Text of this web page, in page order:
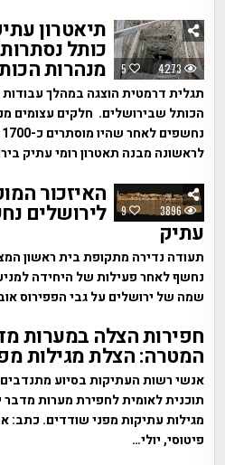
5 4273
תיאטרון
כותל
מנהרות
תגלית דרמטית הוצגה במהלך עבודות
הכותל שבירושלים. חלקים עצומים
לראשונה מבנה תאטרון רומי עתיק
9 3896
האיזכור
לירושלים
עתיק
תעודה נדירה מתקופת בית ראשון
נחשף לאחר פעילות של היחידה
שמה של ירושלים על גבי הפפירוס
חפירות הצלה במערות
המטרה: הצלת מגילות
אנשי רשות העתיקות בסיוע
תוכנית לאומית לחפירת מערות
מגילות עתיקות מפני שודדים. כתב:
פיטוסי, יולי…